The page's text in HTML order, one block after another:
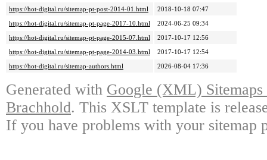
https://hot-digital.ru/sitemap-pt-post-2014-01.html
2018-10-18 07:47
https://hot-digital.ru/sitemap-pt-page-2017-10.html
2024-06-25 09:34
https://hot-digital.ru/sitemap-pt-page-2015-07.html
2017-10-17 12:56
https://hot-digital.ru/sitemap-pt-page-2014-03.html
2017-10-17 12:54
https://hot-digital.ru/sitemap-authors.html
2026-08-04 17:36
Generated with Google (XML)
Brachhold. This XSLT template is
If you have problems with your sitemap